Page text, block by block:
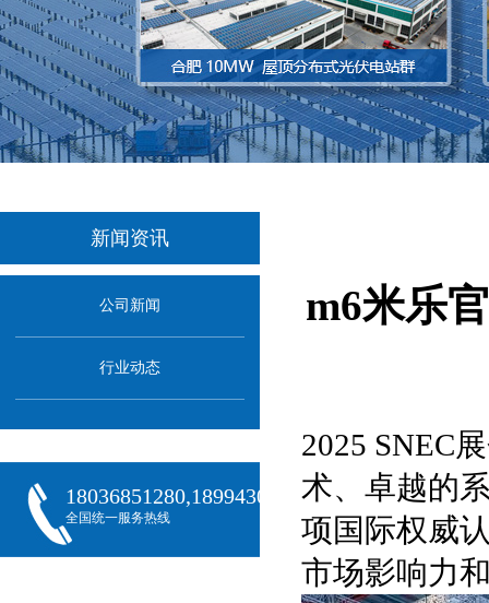
新闻资讯
公司新闻
行业动态
18036851280,18994301288,18068407382
全国统一服务热线
m6米乐
2025 SNEC
术、卓越的
项国际权威
市场影响力